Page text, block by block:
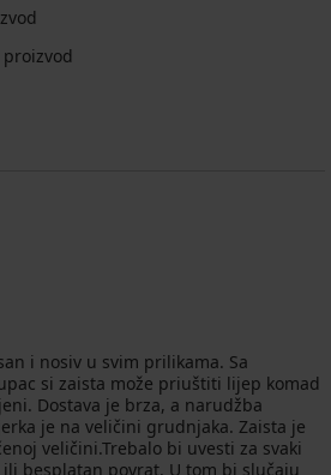
i nosiv u svim prilikama. Sa
si zaista može priuštiti lijep komad
Dostava je brza, a narudžba
je na veličini grudnjaka. Zaista je
veličini.Trebalo bi uvesti za svaki
besplatan povrat. U tom bi slučaju